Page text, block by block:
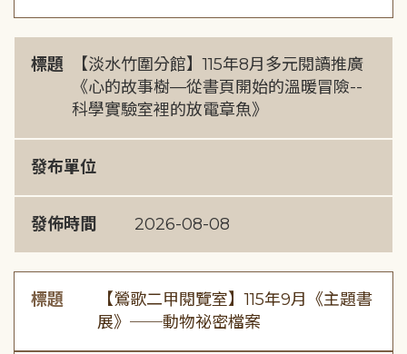
標題
【淡水竹圍分館】115年8月多元閱讀推廣
《心的故事樹—從書頁開始的溫暖冒險--
科學實驗室裡的放電章魚》
發布單位
發佈時間 2026-08-08
標題
【鶯歌二甲閱覽室】115年9月《主題書
展》──動物祕密檔案